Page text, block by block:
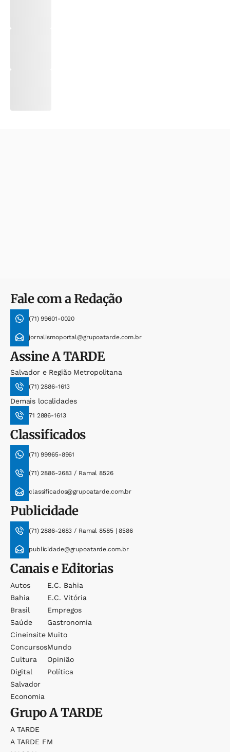
Fale com a Redação
(71) 99601-0020
jornalismoportal@grupoatarde.com.br
AssineA TARDE
Salvador e Região Metropolitana
(71) 2886-1613
Demais localidades
71 2886-1613
Classificados
(71) 99965-8961
(71) 2886-2683 / Ramal 8526
classificados@grupoatarde.com.br
Publicidade
(71) 2886-2683 / Ramal 8585 | 8586
publicidade@grupoatarde.com.br
Canais e Editorias
Autos
Bahia
Brasil
Saúde
Cineinsite
Concursos
Cultura
Digital
Salvador
Economia
E.c. Bahia
E.c. Vitória
Empregos
Gastronomia
Muito
Mundo
Opinião
Política
GrupoA TARDE
A TARDE
A TARDE FM